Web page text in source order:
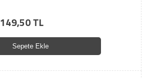
149,50 TL
Sepete Ekle